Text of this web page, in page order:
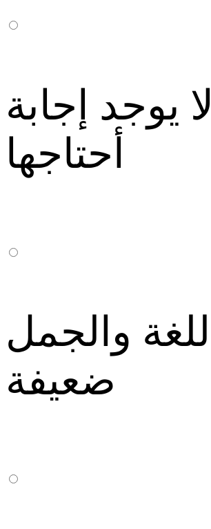
لا يوجد إجابة
أحتاجها
اللغة والجمل
ضعيفة